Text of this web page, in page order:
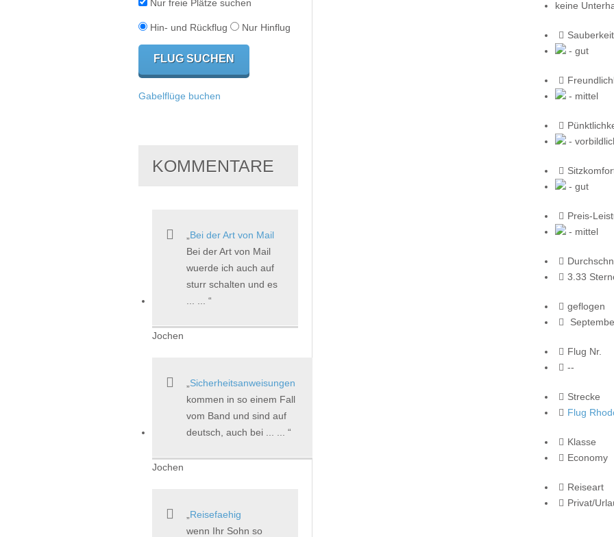
keine
Sauberkeit
- gut
- mittel
-
- gut
Preis-
- mittel
3.33
geflogen
Flug Nr.
--
Strecke
Flug
Klasse
Economy
Reiseart
Privat/
Nur freie Plätze suchen
Hin- und Rückflug Nur Hinflug
Gabelflüge buchen
KOMMENTARE
Bei der Art von Mail
Bei der Art von Mail
wuerde ich auch auf
sturr schalten und es
Jochen
Sicherheitsanweisungen
kommen in so einem Fall
vom Band und sind auf
deutsch, auch bei ... ...
Jochen
Reisefaehig
wenn Ihr Sohn so